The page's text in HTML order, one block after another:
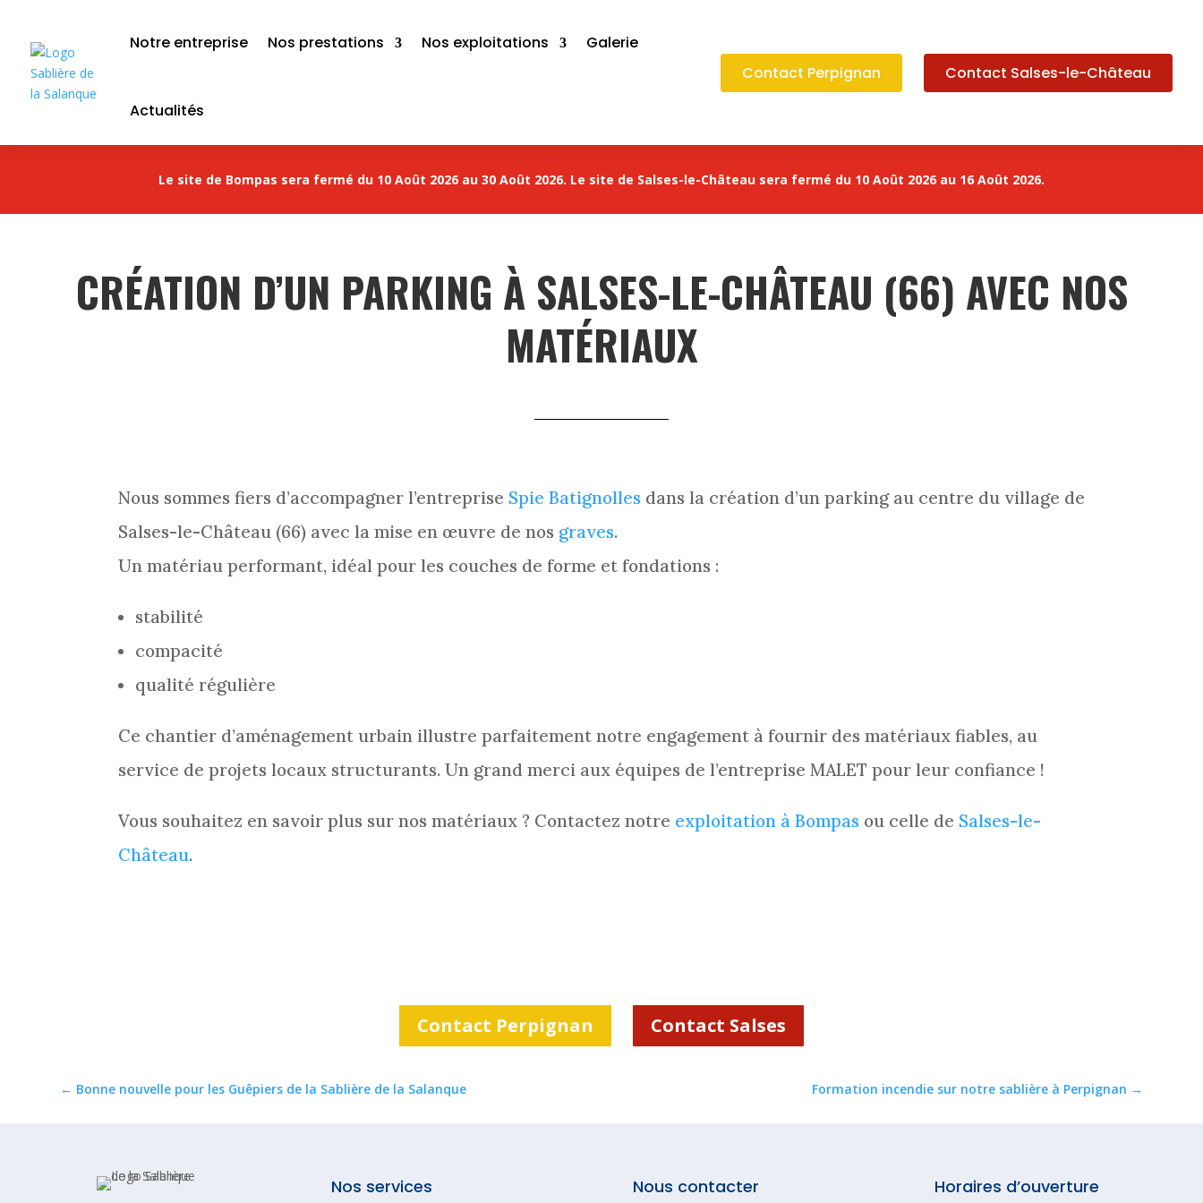
Notre entreprise Nos prestations Nos exploitations Galerie
Actualités
Contact Perpignan Contact Salses-le-Château
Le site de Bompas sera fermé du 10 Août 2026 au 30 Août 2026. Le site de Salses-le-Château sera fermé du 10 Août 2026 au 16 Août 2026.
CRÉATION D’UN PARKING À SALSES-LE-CHÂTEAU (66) AVEC NOS
MATÉRIAUX
Nous sommes fiers d’accompagner l’entreprise Spie Batignolles dans la création d’un parking au centre du village de
Salses-le-Château (66) avec la mise en œuvre de nos graves.
Un matériau performant, idéal pour les couches de forme et fondations :
stabilité
compacité
qualité régulière
Ce chantier d’aménagement urbain illustre parfaitement notre engagement à fournir des matériaux fiables, au
service de projets locaux structurants. Un grand merci aux équipes de l’entreprise MALET pour leur confiance !
Vous souhaitez en savoir plus sur nos matériaux ? Contactez notre exploitation à Bompas ou celle de Salses-le-
Château.
Contact Perpignan Contact Salses
← Bonne nouvelle pour les Guêpiers de la Sablière de la Salanque Formation incendie sur notre sablière à Perpignan →
Nos services Nous contacter Horaires d’ouverture